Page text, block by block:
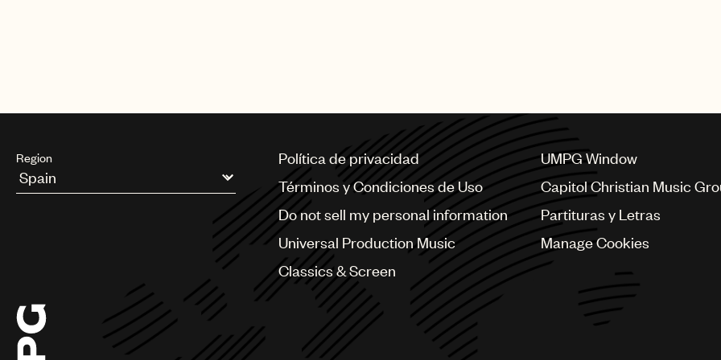
Region
Argentina
Chile
China
Colombia
Política de privacidad
Términos y Condiciones de Uso
Do not sell my personal information
Universal Production Music
Classics & Screen
UMPG Window
Capitol Christian Music
Partituras y Letras
Manage Cookies